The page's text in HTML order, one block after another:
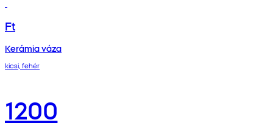
Ft
Kerámia váza
kicsi, fehér
1200